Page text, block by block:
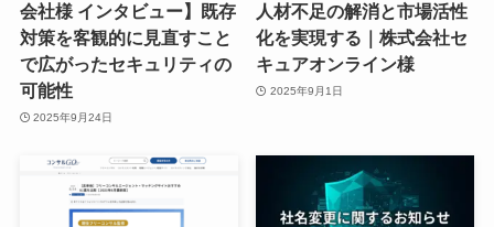
会社様 インタビュー】既存
対策を客観的に見直すこと
で広がったセキュリティの
可能性
2025年9月24日
人材不足の解消と市場活性
化を実現する｜株式会社セ
キュアオンライン様
2025年9月1日